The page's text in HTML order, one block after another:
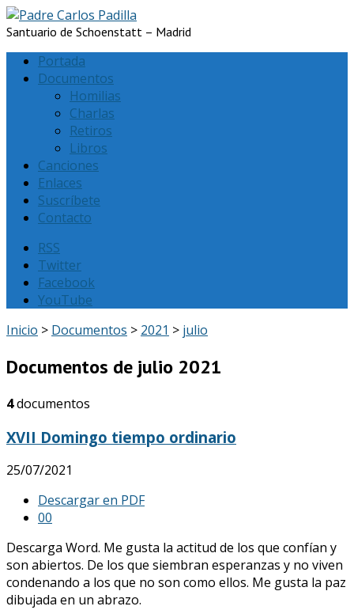
Santuario de Schoenstatt – Madrid
Portada
Documentos
Homilias
Charlas
Retiros
Libros
Canciones
Enlaces
Suscríbete
Contacto
RSS
Twitter
Facebook
YouTube
Inicio > Documentos > 2021 > julio
Documentos de julio 2021
4documentos
XVII Domingo tiempo ordinario
25/07/2021
Descargar en PDF
00
Descarga Word. Me gusta la actitud de los que confían y
son abiertos. De los que siembran esperanzas y no viven
condenando a los que no son como ellos. Me gusta la paz
dibujada en un abrazo.